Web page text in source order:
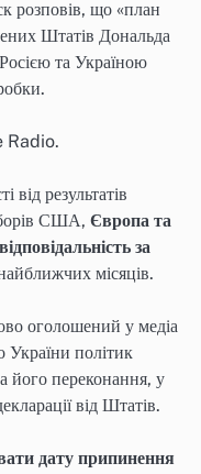
розповів, що «план
Штатів Дональда
та Україною
Radio.
від результатів
США, Європа та
за
місяців.
оголошений у медіа
України політик
його переконання, у
від Штатів.
дату припинення